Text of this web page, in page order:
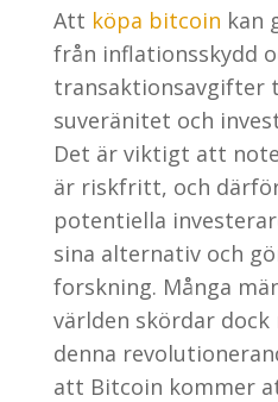
Att köpa bitcoin kan
från inflationsskydd
transaktionsavgifter
suveränitet och
Det är viktigt att
är riskfritt, och
potentiella
sina alternativ och
forskning. Många
världen skördar
denna
att Bitcoin kommer